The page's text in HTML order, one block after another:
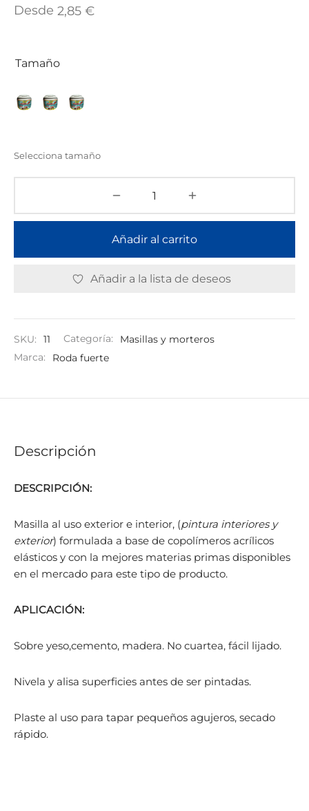
Desde 2,85 €
Tamaño
Selecciona tamaño
Añadir al carrito
Añadir a la lista de deseos
SKU: 11 Categoría:
Masillas y morteros
Marca:
Roda fuerte
Descripción
DESCRIPCIÓN:
Masilla al uso exterior e interior, (pintura interiores y
exterior) formulada a base de copolímeros acrílicos
elásticos y con la mejores materias primas disponibles
en el mercado para este tipo de producto.
APLICACIÓN:
Sobre yeso,cemento, madera. No cuartea, fácil lijado.
Nivela y alisa superficies antes de ser pintadas.
Plaste al uso para tapar pequeños agujeros, secado
rápido.
ADHESIVOS Y COLAS
Y SUELOS